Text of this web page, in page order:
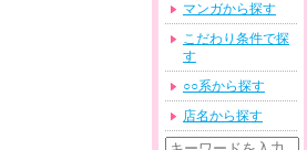
マンガから探す
こだわり条件で探
す
○○系から探す
店名から探す